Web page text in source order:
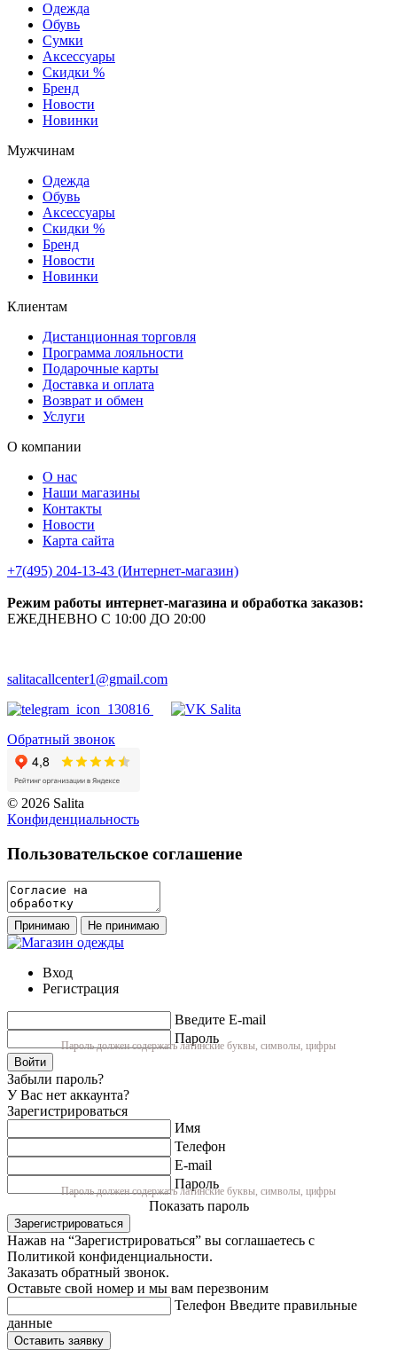
Одежда
Обувь
Сумки
Аксессуары
Скидки %
Бренд
Новости
Новинки
Мужчинам
Одежда
Обувь
Аксессуары
Скидки %
Бренд
Новости
Новинки
Клиентам
Дистанционная торговля
Программа лояльности
Подарочные карты
Доставка и оплата
Возврат и обмен
Услуги
О компании
О нас
Наши магазины
Контакты
Новости
Карта сайта
+7(495) 204-13-43 (Интернет-магазин)
Режим работы интернет-магазина и обработка заказов:
ЕЖЕДНЕВНО С 10:00 ДО 20:00
salitacallcenter1@gmail.com
Обратный звонок
© 2026 Salita
Кoнфидeнциaльнoсть
Пользовательское соглашение
Принимаю Не принимаю
Вход
Регистрация
Введите E-mail
Пароль
Пароль должен содержать латинские буквы, символы, цифры
Войти
Забыли пароль?
У Вас нет аккаунта?
Зарегистрироваться
Имя
Телефон
E-mail
Пароль
Пароль должен содержать латинские буквы, символы, цифры
Показать пароль
Зарегистрироваться
Нажав на “Зарегистрироваться” вы соглашаетесь с
Политикой конфиденциальности.
Заказать обратный звонок.
Оставьте свой номер и мы вам перезвоним
Телефон Введите правильные
данные
Оставить заявку